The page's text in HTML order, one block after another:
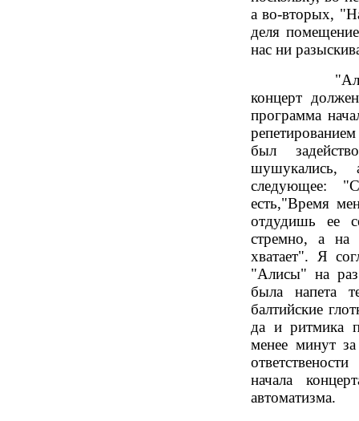
а во-вторых,
деля
нас ни
"Алиса"
концерт
программа
был
шушукались,
следующее:
есть,"Время
отдудишь ее
стремно, а на
хватает". Я
"Алисы" на
была напета
балтийские
да и ритмика
менее минут
начала
автоматизма.